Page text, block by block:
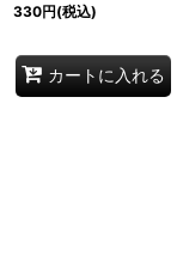
330円(税込)
カートに入れる